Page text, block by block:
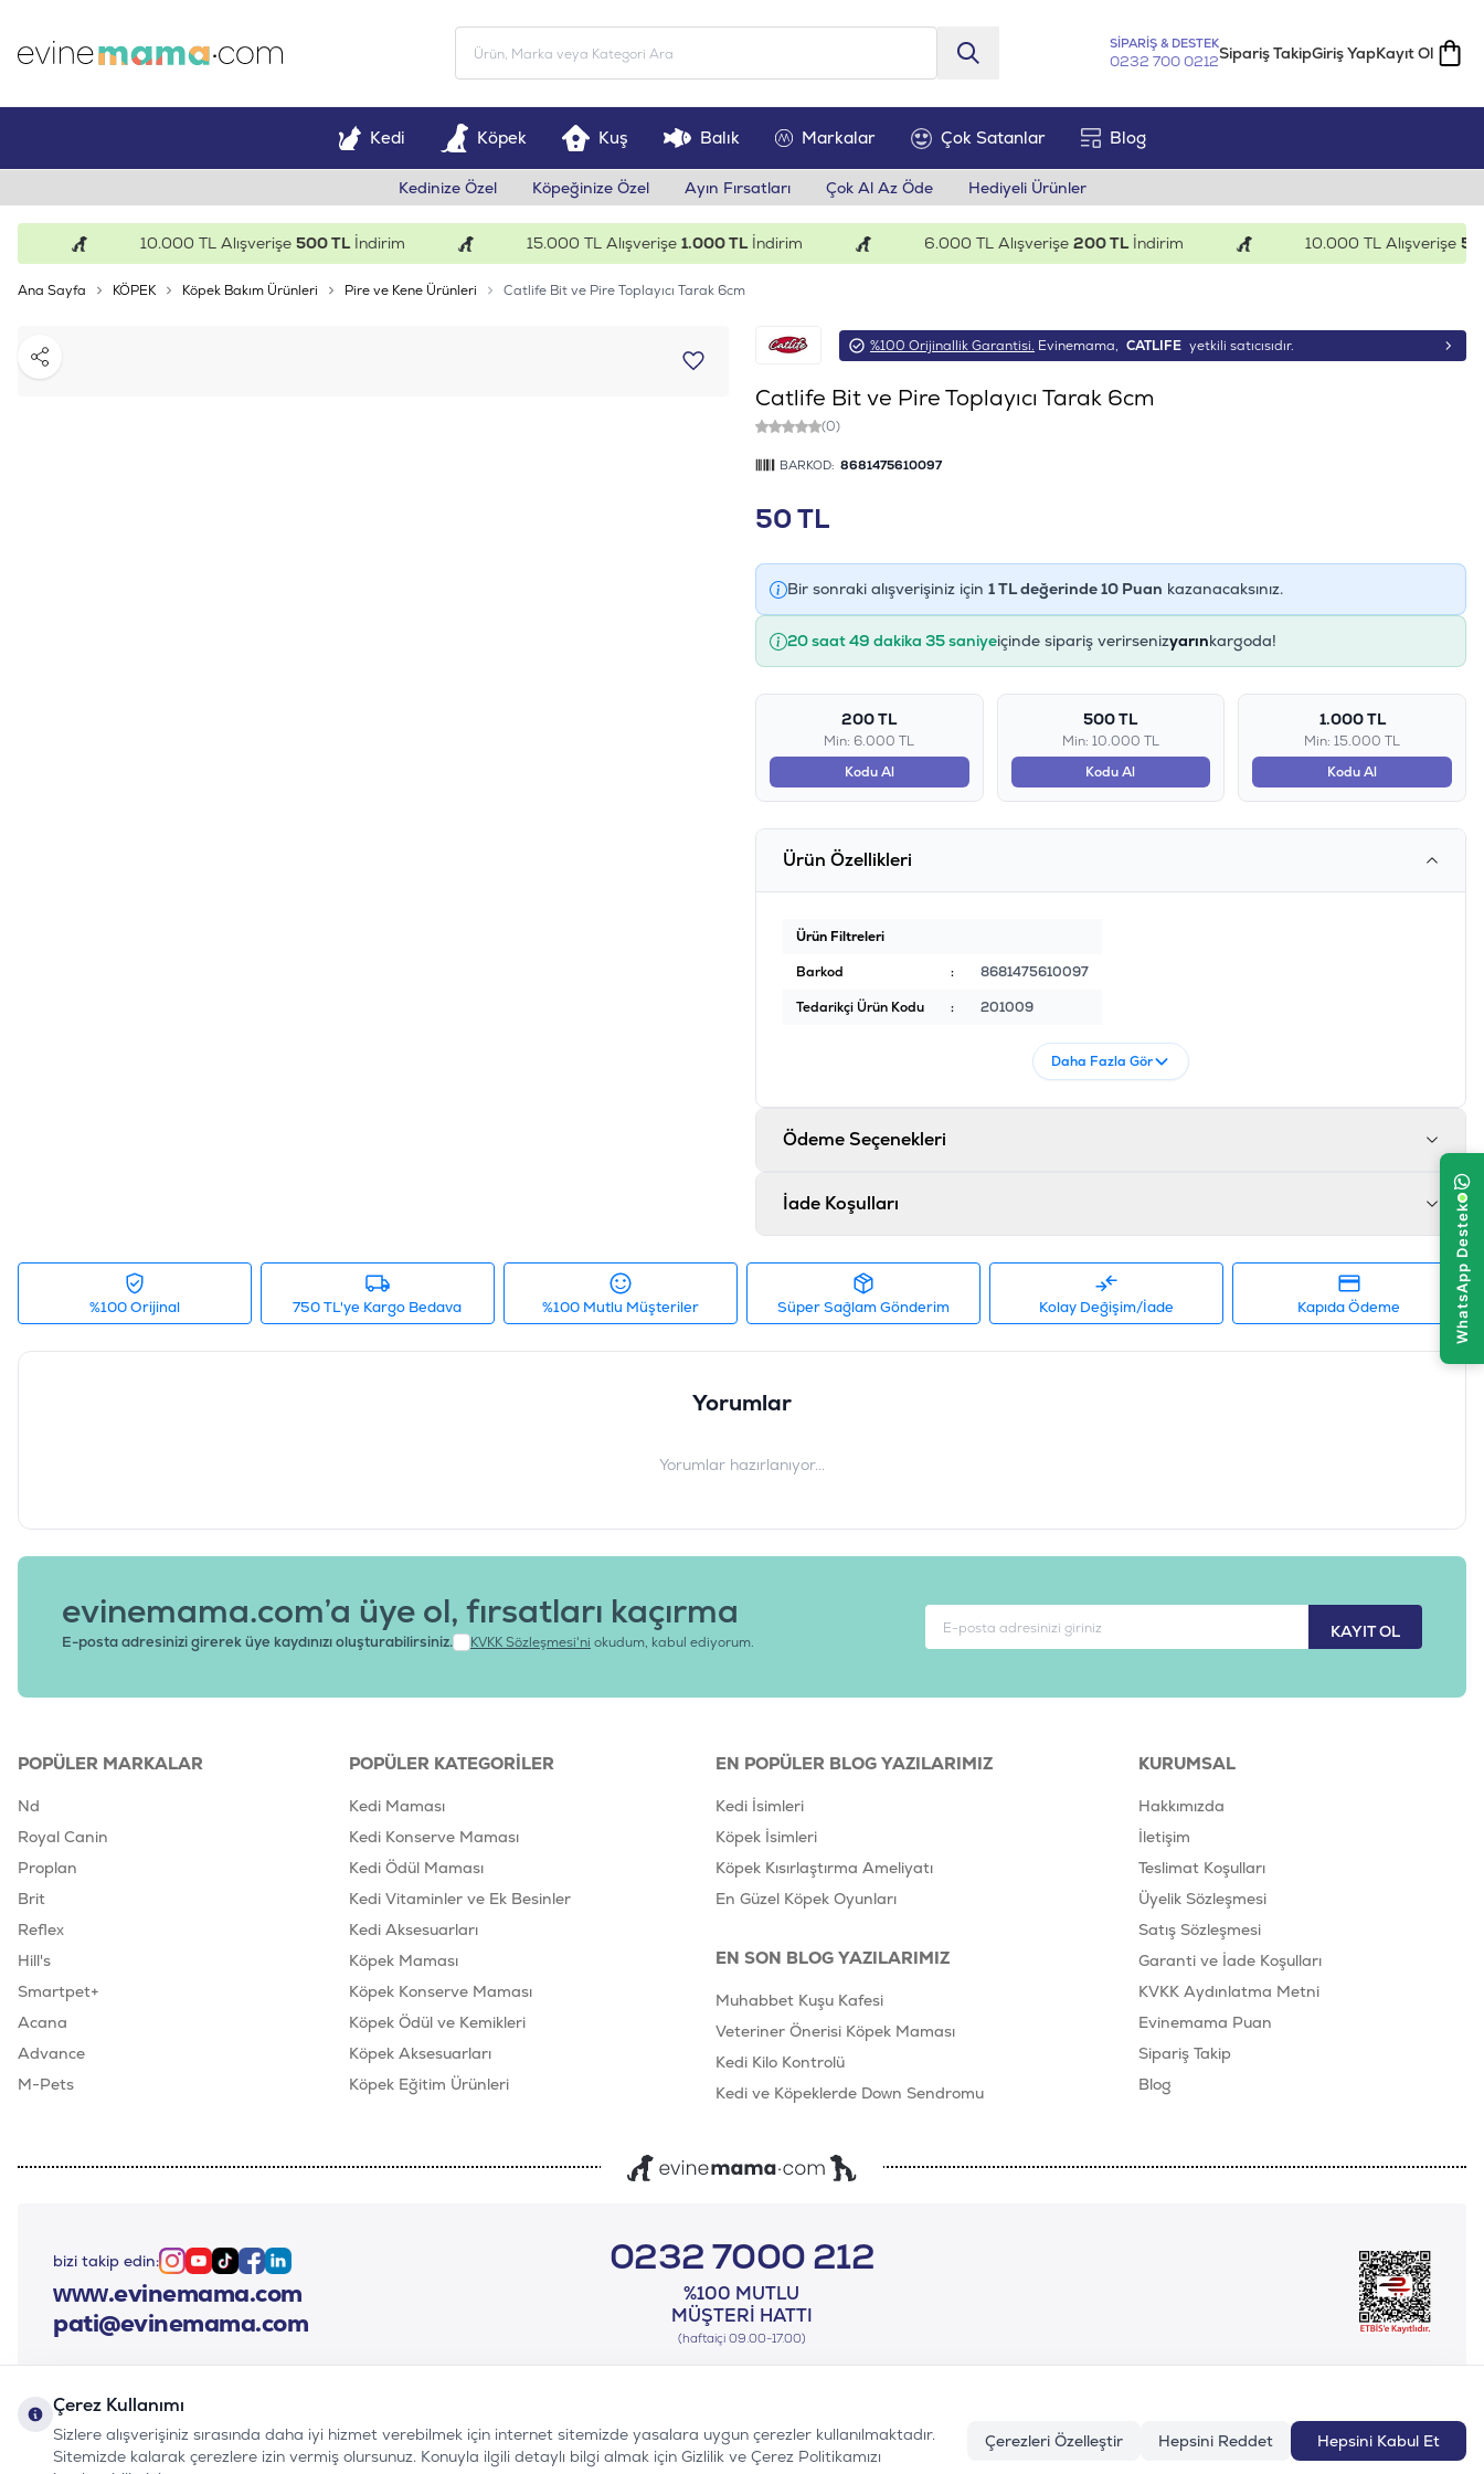
SİPARİŞ & DESTEK
0232 700 0212Sipariş TakipGiriş YapKayıt Ol
Kedi Köpek Kuş Balık Markalar Çok Satanlar Blog
Kedinize Özel Köpeğinize Özel Ayın Fırsatları Çok Al Az Öde Hediyeli Ürünler
10.000 TL Alışverişe500 TLİndirim 15.000 TL Alışverişe1.000 TLİndirim 6.000 TL Alışverişe200 TLİndirim 10.000 TL Alışverişe500
Ana Sayfa KÖPEK Köpek Bakım Ürünleri Pire ve Kene Ürünleri Catlife Bit ve Pire Toplayıcı Tarak 6cm
Paylaş
%100 Orijinallik Garantisi. Evinemama, CATLIFE yetkili satıcısıdır.
Catlife Bit ve Pire Toplayıcı Tarak 6cm
(0)
BARKOD: 8681475610097
50TL
Bir sonraki alışverişiniz için 1TL değerinde10Puan kazanacaksınız.
20 saat 49 dakika 35 saniyeiçinde sipariş verirsenizyarınkargoda!
200 TL
Min: 6.000 TL
Kodu Al
500 TL
Min: 10.000 TL
Kodu Al
1.000 TL
Min: 15.000 TL
Kodu Al
Ürün Özellikleri
Ürün Filtreleri
Barkod
:
8681475610097
Tedarikçi Ürün Kodu
: 201009
Daha Fazla Gör
Ödeme Seçenekleri
İade Koşulları
%100 Orijinal 750 TL'ye Kargo Bedava %100 Mutlu Müşteriler Süper Sağlam Gönderim Kolay Değişim/İade Kapıda Ödeme
Yorumlar
Yorumlar hazırlanıyor...
KAYIT OL
evinemama.com’a üye ol, fırsatları kaçırma
E-posta adresinizi girerek üye kaydınızı oluşturabilirsiniz. KVKK Sözleşmesi'ni okudum, kabul ediyorum.
POPÜLER MARKALAR
Nd
Royal Canin
Proplan
Brit
Reflex
Hill's
Smartpet+
Acana
Advance
M-Pets
POPÜLER KATEGORILER
Kedi Maması
Kedi Konserve Maması
Kedi Ödül Maması
Kedi Vitaminler ve Ek Besinler
Kedi Aksesuarları
Köpek Maması
Köpek Konserve Maması
Köpek Ödül ve Kemikleri
Köpek Aksesuarları
Köpek Eğitim Ürünleri
EN POPÜLER BLOG YAZILARIMIZ
Kedi İsimleri
Köpek İsimleri
Köpek Kısırlaştırma Ameliyatı
En Güzel Köpek Oyunları
EN SON BLOG YAZILARIMIZ
Muhabbet Kuşu Kafesi
Veteriner Önerisi Köpek Maması
Kedi Kilo Kontrolü
Kedi ve Köpeklerde Down Sendromu
KURUMSAL
Hakkımızda
İletişim
Teslimat Koşulları
Üyelik Sözleşmesi
Satış Sözleşmesi
Garanti ve İade Koşulları
KVKK Aydınlatma Metni
Evinemama Puan
Sipariş Takip
Blog
bizi takip edin: Instagram
Youtube
TiktokFacebook
Linkedin
www.evinemama.com
pati@evinemama.com
0232 7000 212
%100 MUTLU
MÜŞTERI HATTI
(haftaiçi 09.00-17.00)
Çerez Kullanımı
Sizlere alışverişiniz sırasında daha iyi hizmet verebilmek için internet sitemizde yasalara uygun çerezler kullanılmaktadır.
Sitemizde kalarak çerezlere izin vermiş olursunuz. Konuyla ilgili detaylı bilgi almak için Gizlilik ve Çerez Politikamızı
Çerezleri Özelleştir Hepsini Reddet Hepsini Kabul Et